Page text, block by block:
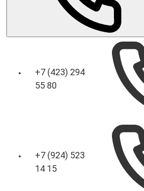
+7 (423) 294
55 80
+7 (924) 523
14 15